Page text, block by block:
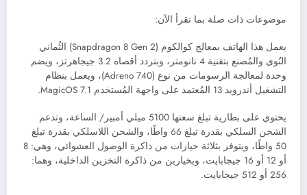
موضوعات ذات صلة بما تقرأ الآن:
يعمل هذا الهاتف بمعالج كوالكوم (Snapdragon 8 Gen 2) الثُماني
النُوى والمُصنع بتقنية 4 نانومتر، وبتردد أقصاه 3.2 جيجاهرتز، ويضم
وحدة لمعالجة الرسومات من نوع (
Adreno 740)، ويعمل بنظام
التشغيل أندرويد 13 المُعتمد على واجهة المُستخدم MagicOS 7.1.
يحتوي على بطارية تبلغ سعتها 5100 ميلي أمبير/ الساعة، وتدعم
الشحن السلكي بقدرة تبلغ 66 واطًا، والشحن اللاسلكي بقدرة تبلغ
50 واطًا، ويتوفر بثلاثة خيارات من ذاكرة الوصول العشوائي، وهي: 8
أو 12 أو 16 جيجابايت، وبخيارين من ذاكرة التخزين الداخلية، وهما:
256 أو 512 جيجابايت.